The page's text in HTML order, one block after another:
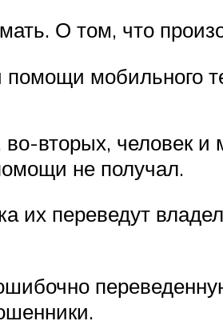
О том, что
мобильного
вторых, человек и
не получал.
их переведут